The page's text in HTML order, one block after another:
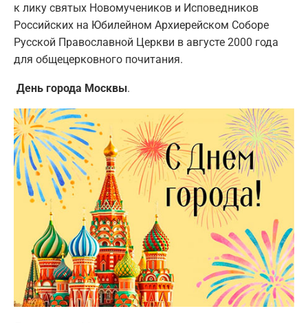
к лику святых Новомучеников и Исповедников
Российских на Юбилейном Архиерейском Соборе
Русской Православной Церкви в августе 2000 года
для общецерковного почитания.
День города Москвы.